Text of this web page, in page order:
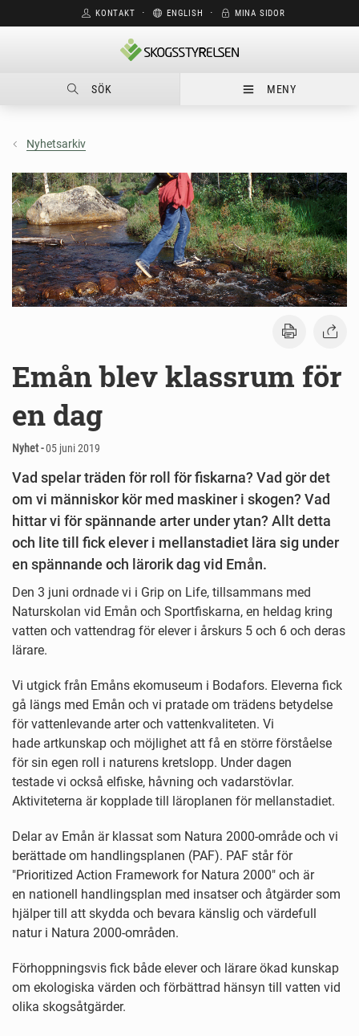
KONTAKT ⋅ ENGLISH ⋅ MINA SIDOR
SÖK MENY
Nyhetsarkiv
Emån blev klassrum för
en dag
Nyhet -05 juni 2019
Vad spelar träden för roll för fiskarna? Vad gör det
om vi människor kör med maskiner i skogen? Vad
hittar vi för spännande arter under ytan? Allt detta
och lite till fick elever i mellanstadiet lära sig under
en spännande och lärorik dag vid Emån.
Den 3 juni ordnade vi i Grip on Life, tillsammans med
Naturskolan vid Emån och Sportfiskarna, en heldag kring
vatten och vattendrag för elever i årskurs 5 och 6 och deras
lärare.
Vi utgick från Emåns ekomuseum i Bodafors. Eleverna fick
gå längs med Emån och vi pratade om trädens betydelse
för vattenlevande arter och vattenkvaliteten. Vi
hade artkunskap och möjlighet att få en större förståelse
för sin egen roll i naturens kretslopp. Under dagen
testade vi också elfiske, håvning och vadarstövlar.
Aktiviteterna är kopplade till läroplanen för mellanstadiet.
Delar av Emån är klassat som Natura 2000-område och vi
berättade om handlingsplanen (PAF). PAF står för
"Prioritized Action Framework for Natura 2000" och är
en nationell handlingsplan med insatser och åtgärder som
hjälper till att skydda och bevara känslig och värdefull
natur i Natura 2000-områden.
Förhoppningsvis fick både elever och lärare ökad kunskap
om ekologiska värden och förbättrad hänsyn till vatten vid
olika skogsåtgärder.